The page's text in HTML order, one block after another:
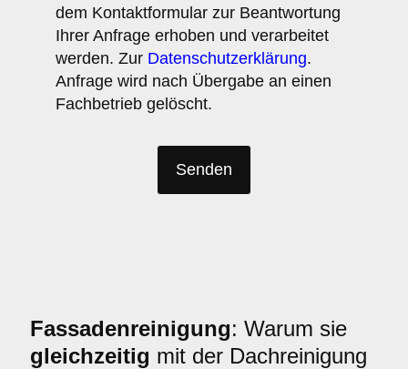
dem Kontaktformular zur Beantwortung
Ihrer Anfrage erhoben und verarbeitet
werden. Zur Datenschutzerklärung.
Anfrage wird nach Übergabe an einen
Fachbetrieb gelöscht.
Fassadenreinigung: Warum sie
gleichzeitig mit der Dachreinigung